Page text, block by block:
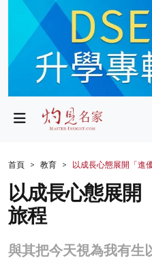
政局
財經
生活
健康
商業
首頁 教育 以成長心態展開「進
以成長心態展開
旅程
與其把今天視為我有生